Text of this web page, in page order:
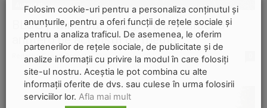
Autoritati
BLOG | Ministrul Energiei pune direcția
antitero pe activiștii de mediu
Redactia-Green-Report - 11 octombrie 2024
Folosim cookie-uri pentru a personaliza conținutul și
anunțurile, pentru a oferi funcții de rețele sociale și
pentru a analiza traficul. De asemenea, le oferim
partenerilor de rețele sociale, de publicitate și de
analize informații cu privire la modul în care folosiți
site-ul nostru. Aceștia le pot combina cu alte
informații oferite de dvs. sau culese în urma folosirii
serviciilor lor. Afla mai mult